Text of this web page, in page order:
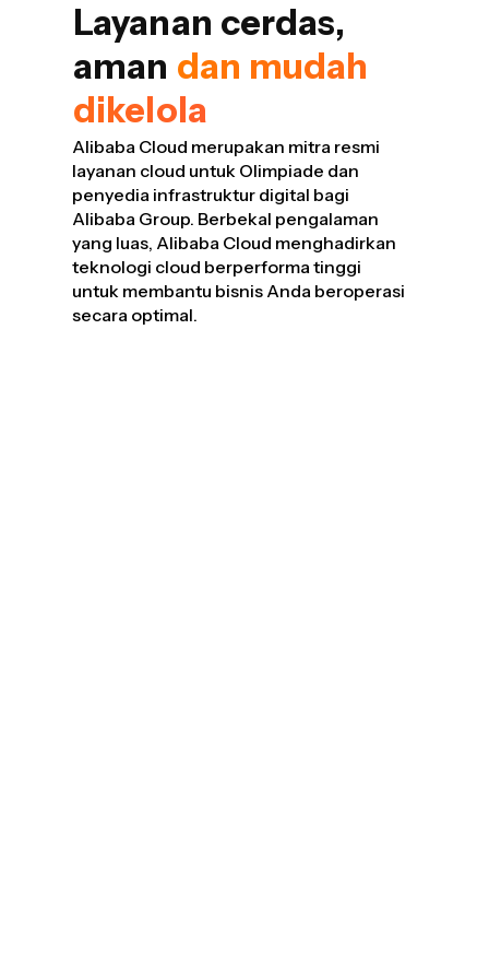
Layanan cerdas,
aman dan mudah
dikelola
Alibaba Cloud merupakan mitra resmi
layanan cloud untuk Olimpiade dan
penyedia infrastruktur digital bagi
Alibaba Group. Berbekal pengalaman
yang luas, Alibaba Cloud menghadirkan
teknologi cloud berperforma tinggi
untuk membantu bisnis Anda beroperasi
secara optimal.